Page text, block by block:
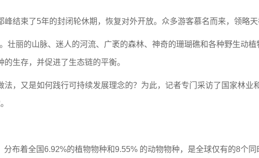
束了5年的封闭轮休期，恢复对外开放。众多游客慕名而来，领略天
丽的山脉、迷人的河流、广袤的森林、神奇的珊瑚礁和各种野生动
生存，并促进了生态链的平衡。
又是如何践行可持续发展理念的？为此，记者专门采访了国家林业
着全国6.92%的植物物种和9.55% 的动物物种，是全球仅有的8个同